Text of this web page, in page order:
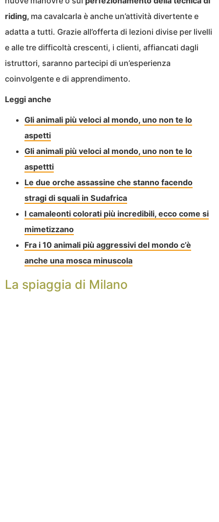
riding, ma cavalcarla è anche un’attività divertente e
adatta a tutti. Grazie all’offerta di lezioni divise per livelli
e alle tre difficoltà crescenti, i clienti, affiancati dagli
istruttori, saranno partecipi di un’esperienza
coinvolgente e di apprendimento.
Leggi anche
Gli animali più veloci al mondo, uno non te lo
aspetti
Gli animali più veloci al mondo, uno non te lo
aspettti
Le due orche assassine che stanno facendo
stragi di squali in Sudafrica
I camaleonti colorati più incredibili, ecco come si
mimetizzano
Fra i 10 animali più aggressivi del mondo c’è
anche una mosca minuscola
La spiaggia di Milano